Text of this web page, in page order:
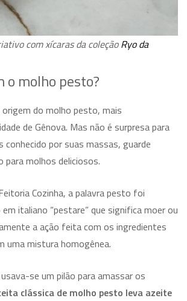
com xícaras da coleçãoRyo da
o molho pesto?
do molho pesto, mais
de Gênova. Mas não é surpresa para
conhecido por suas massas, guarde
para molhos deliciosos.
Cozinha, a palavra pesto foi
italiano “pestare” que significa moer ou
a ação feita com os ingredientes
uma mistura homogênea.
se um pilão para amassar os
clássica de molho pesto leva azeite